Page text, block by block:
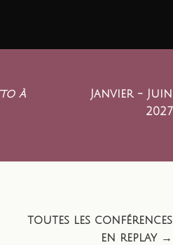
à
Janvier - Juin
2027
toutes les conférences
en replay →